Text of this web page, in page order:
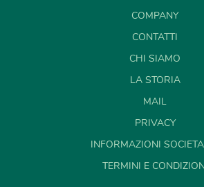
COMPANY
CONTATTI
CHI SIAMO
LA STORIA
MAIL
PRIVACY
INFORMAZIONI
TERMINI E